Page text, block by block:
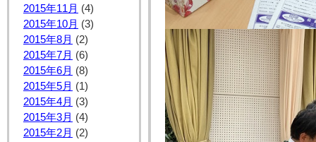
2015年11月 (4)
2015年10月 (3)
2015年8月 (2)
2015年7月 (6)
2015年6月 (8)
2015年5月 (1)
2015年4月 (3)
2015年3月 (4)
2015年2月 (2)